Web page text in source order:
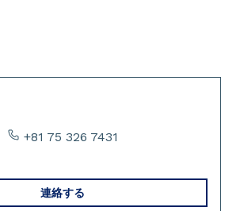
+81 75 326 7431
連絡する